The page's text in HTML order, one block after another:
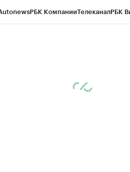
РБК КомпанииТелеканалРБК